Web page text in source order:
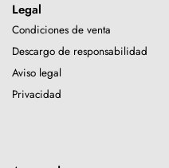
Legal
Condiciones de venta
Descargo de responsabilidad
Aviso legal
Privacidad